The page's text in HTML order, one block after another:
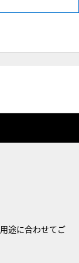
途に合わせてご